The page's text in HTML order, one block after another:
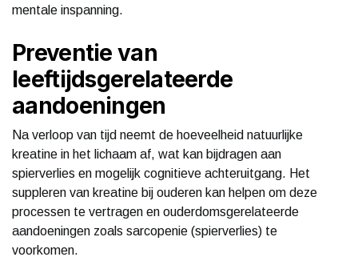
mentale inspanning.
Preventie van
leeftijdsgerelateerde
aandoeningen
Na verloop van tijd neemt de hoeveelheid natuurlijke
kreatine in het lichaam af, wat kan bijdragen aan
spierverlies en mogelijk cognitieve achteruitgang. Het
suppleren van kreatine bij ouderen kan helpen om deze
processen te vertragen en ouderdomsgerelateerde
aandoeningen zoals sarcopenie (spierverlies) te
voorkomen.